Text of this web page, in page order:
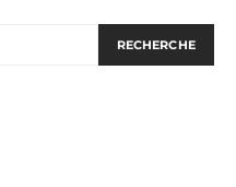
RECHERCHE